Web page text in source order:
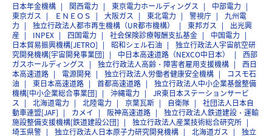
日本年金機構 関西電力 東京電力ホールディングス
中部電力
東京ガス
ＥＮＥＯＳ 大阪ガス 東北電力 警視庁
九州電
力
独立行政法人都市再生機構（UR都市機構） 東邦ガス
出光興
産
INPEX 四国電力 社会保険診療報酬支払基金
中国電力
日本貿易振興機構[JETRO]
昭和シェル石油
独立行政法人宇宙航空研
究開発機構[宇宙開発事業団]
中日本高速道路（NEXCO中日本）
西部
ガスホールディングス
独立行政法人高齢・障害者雇用支援機構
西日
本高速道路
電源開発 独立行政法人労働者健康安全機構
コスモ石
油
東日本高速道路 首都高速道路
独立行政法人中小企業基盤整備
機構[中小企業総合事業団]
沖縄電力
JR東日本ステーションサービ
ス
北海道電力 北陸電力 京葉瓦斯 自衛隊
社団法人日本自
動車連盟[JAF]
カメイ 阪神高速道路
独立行政法人鉄道建設・運輸
施設整備支援機構[鉄道建設公団]
独立行政法人産業技術総合研究所
埼玉県警
独立行政法人日本原子力研究開発機構 北海道ガス
独立